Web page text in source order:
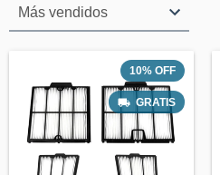
10% OFF
GRATIS